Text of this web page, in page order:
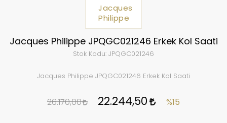
Jacques
Philippe
Jacques Philippe JPQGC021246 Erkek Kol Saati
Stok Kodu: JPQGC021246
Jacques Philippe JPQGC021246 Erkek Kol Saati
26.170,00 22.244,50 %15